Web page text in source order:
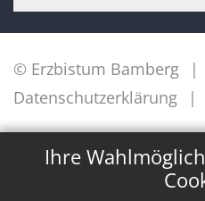
Ihre
© Erzbistum Bamberg
Datenschutzerklärung